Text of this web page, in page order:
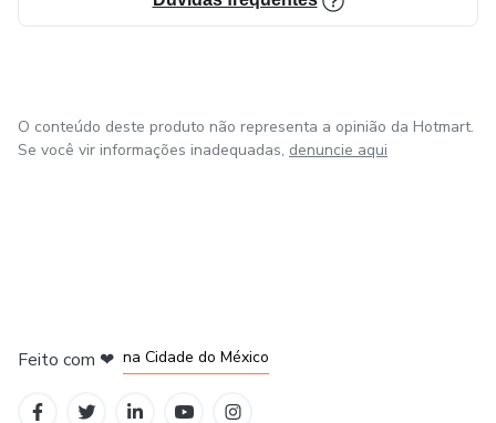
O conteúdo deste produto não representa a opinião da Hotmart.
Se você vir informações inadequadas, denuncie aqui
Feito com ❤ na Cidade do México